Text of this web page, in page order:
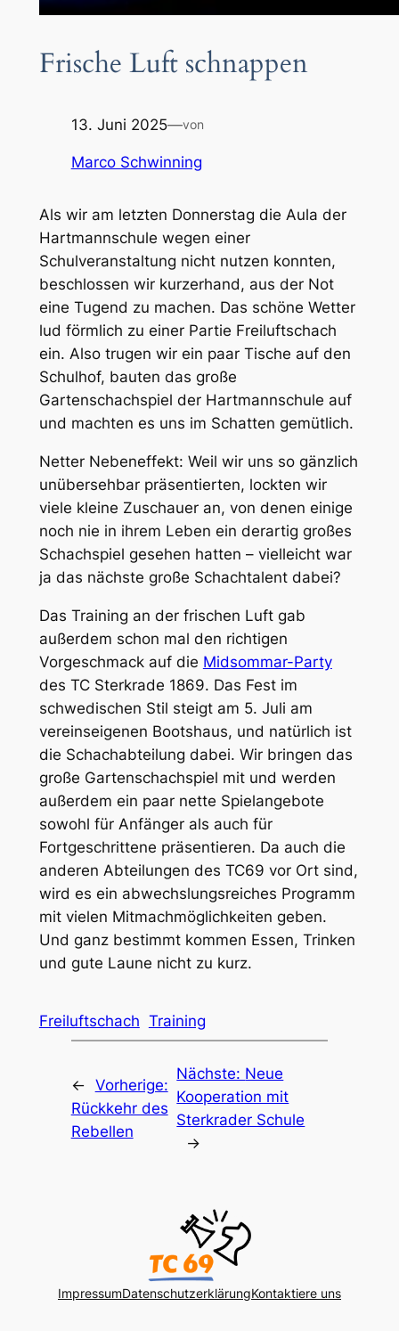
Frische Luft schnappen
13. Juni 2025—von
Marco Schwinning
Als wir am letzten Donnerstag die Aula der
Hartmannschule wegen einer
Schulveranstaltung nicht nutzen konnten,
beschlossen wir kurzerhand, aus der Not
eine Tugend zu machen. Das schöne Wetter
lud förmlich zu einer Partie Freiluftschach
ein. Also trugen wir ein paar Tische auf den
Schulhof, bauten das große
Gartenschachspiel der Hartmannschule auf
und machten es uns im Schatten gemütlich.
Netter Nebeneffekt: Weil wir uns so gänzlich
unübersehbar präsentierten, lockten wir
viele kleine Zuschauer an, von denen einige
noch nie in ihrem Leben ein derartig großes
Schachspiel gesehen hatten – vielleicht war
ja das nächste große Schachtalent dabei?
Das Training an der frischen Luft gab
außerdem schon mal den richtigen
Vorgeschmack auf die Midsommar-Party
des TC Sterkrade 1869. Das Fest im
schwedischen Stil steigt am 5. Juli am
vereinseigenen Bootshaus, und natürlich ist
die Schachabteilung dabei. Wir bringen das
große Gartenschachspiel mit und werden
außerdem ein paar nette Spielangebote
sowohl für Anfänger als auch für
Fortgeschrittene präsentieren. Da auch die
anderen Abteilungen des TC69 vor Ort sind,
wird es ein abwechslungsreiches Programm
mit vielen Mitmachmöglichkeiten geben.
Und ganz bestimmt kommen Essen, Trinken
und gute Laune nicht zu kurz.
Freiluftschach Training
← Vorherige:
Rückkehr des
Rebellen
Nächste: Neue
Kooperation mit
Sterkrader Schule
→
ImpressumDatenschutzerklärungKontaktiere uns